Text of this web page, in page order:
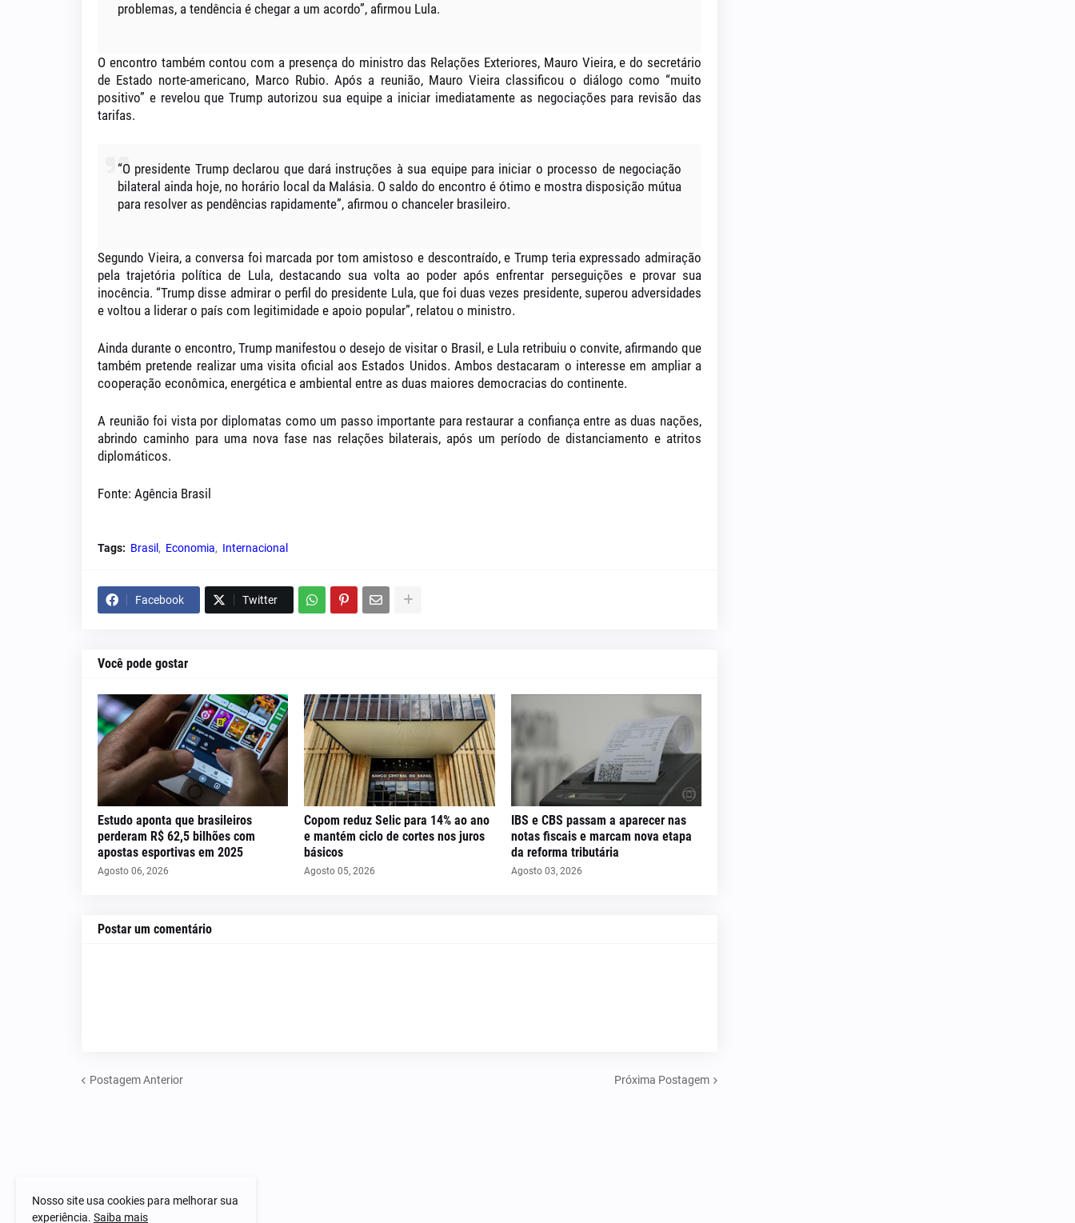
problemas, a tendência é chegar a um acordo”, afirmou Lula.
O encontro também contou com a presença do ministro das Relações Exteriores, Mauro Vieira, e do secretário
de Estado norte-americano, Marco Rubio. Após a reunião, Mauro Vieira classificou o diálogo como “muito
positivo” e revelou queTrump autorizou sua equipe a iniciar imediatamente as negociações para revisão das
tarifas.
“O presidente Trump declarou que dará instruções à sua equipe para iniciar o processo de negociação
bilateral ainda hoje, no horário local da Malásia. O saldo do encontro é ótimo e mostra disposição mútua
para resolver as pendências rapidamente”, afirmou o chanceler brasileiro.
Segundo Vieira, a conversa foi marcada por tom amistoso e descontraído, e Trump teria expressado admiração
pela trajetória política de Lula, destacando sua volta ao poder após enfrentar perseguições e provar sua
inocência. “Trump disse admirar o perfil do presidente Lula, que foi duas vezes presidente, superou adversidades
e voltou a liderar o país com legitimidade e apoio popular”, relatou o ministro.
Ainda durante o encontro, Trump manifestou o desejo de visitar o Brasil , e Lula retribuiu o convite, afirmando que
também pretende realizar uma visita oficial aos Estados Unidos. Ambos destacaram o interesse em ampliar a
cooperação econômica, energética e ambiental entre as duas maiores democracias do continente.
A reunião foi vista por diplomatas como um passo importante para restaurar a confiança entre as duas nações,
abrindo caminho para uma nova fase nas relações bilaterais, após um período de distanciamento e atritos
diplomáticos.
Fonte: Agência Brasil
Tags: Brasil Economia Internacional
Facebook Twitter
Você pode gostar
Estudo aponta que brasileiros
perderam R$ 62,5 bilhões com
apostas esportivas em 2025
Agosto 06, 2026
Copom reduz Selic para 14% ao ano
e mantém ciclo de cortes nos juros
básicos
Agosto 05, 2026
IBS e CBS passam a aparecer nas
notas fiscais e marcam nova etapa
da reforma tributária
Agosto 03, 2026
Postar um comentário
Postagem Anterior Próxima Postagem
Nosso site usa cookies para melhorar sua
experiência. Saiba mais